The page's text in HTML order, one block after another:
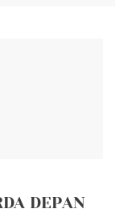
DEPAN